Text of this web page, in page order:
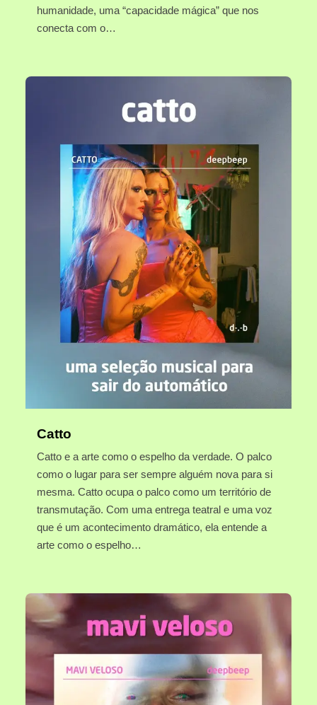
humanidade, uma “capacidade mágica” que nos
conecta com o…
Catto
Catto e a arte como o espelho da verdade. O palco
como o lugar para ser sempre alguém nova para si
mesma. Catto ocupa o palco como um território de
transmutação. Com uma entrega teatral e uma voz
que é um acontecimento dramático, ela entende a
arte como o espelho…